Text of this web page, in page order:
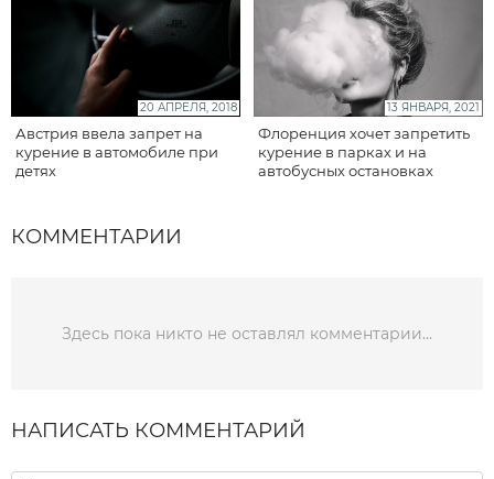
20 АПРЕЛЯ, 2018
Австрия ввела запрет на
курение в автомобиле при
детях
13 ЯНВАРЯ, 2021
Флоренция хочет запретить
курение в парках и на
автобусных остановках
КОММЕНТАРИИ
Здесь пока никто не оставлял комментарии...
НАПИСАТЬ КОММЕНТАРИЙ